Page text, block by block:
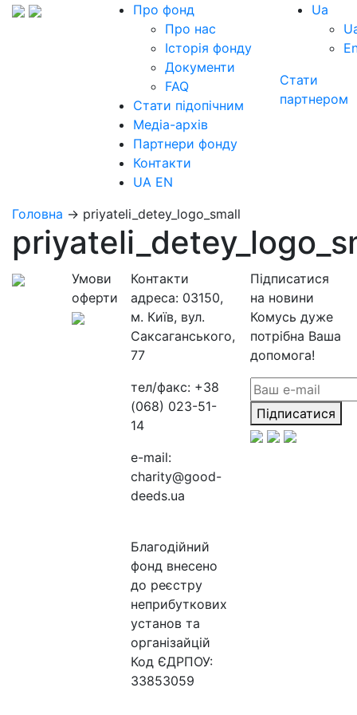
Про фонд
Про нас
Історія фонду
Документи
FAQ
Стати підопічним
Медіа-архів
Партнери фонду
Контакти
UA EN
Ua
Стати
партнером
Головна → priyateli_detey_logo_small
Умови
оферти
Контакти
адреса: 03150,
м. Київ, вул.
Саксаганського,
77
тел/факс: +38
(068) 023-51-
14
e-mail:
charity@good-
deeds.ua
Благодійний
фонд внесено
до реєстру
неприбуткових
установ та
організайцій
Код ЄДРПОУ:
33853059
Підписатися
на новини
Комусь дуже
потрібна Ваша
допомога!
Підписатися